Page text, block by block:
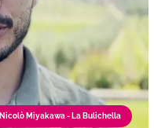
Nicolò Miyakawa - La Bulichella